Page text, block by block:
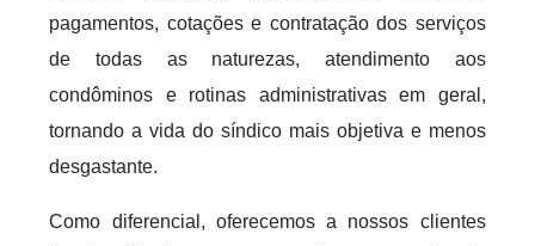
pagamentos, cotações e contratação dos serviços
de todas as naturezas, atendimento aos
condôminos e rotinas administrativas em geral,
tornando a vida do síndico mais objetiva e menos
desgastante.
Como diferencial, oferecemos a nossos clientes